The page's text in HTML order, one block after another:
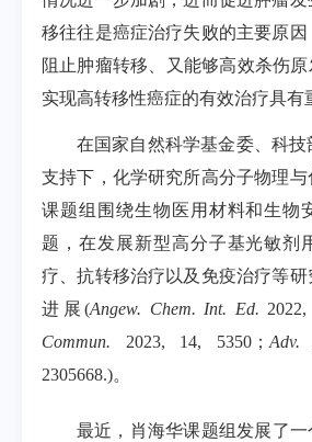
移往往是癌症治疗失败的主要原
阻止肿瘤转移、又能够高效杀伤
实现高转移性癌症的有效治疗具有
在国家自然科学基金委、科
支持下，化学研究所高分子物理
课题组围绕生物医用材料和生物
题，在发展新型高分子基光敏剂
疗、抗转移治疗以及免疫治疗等研
进展(Angew. Chem. Int. Ed. 2022,
Commun. 2023, 14, 5350； Adv.
2305668.)。
最近，肖海华课题组发展了一